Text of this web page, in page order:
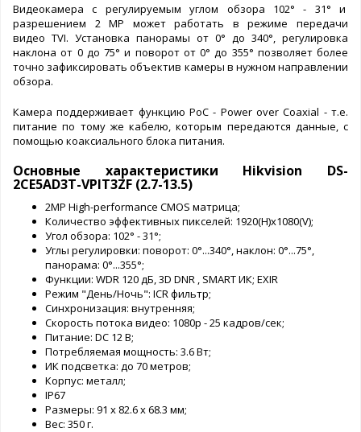
Видеокамера с регулируемым углом обзора 102° - 31° и
разрешением 2 MP может работать в режиме передачи
видео TVI. Установка панорамы от 0° до 340°, регулировка
наклона от 0 до 75° и поворот от 0° до 355° позволяет более
точно зафиксировать объектив камеры в нужном направлении
обзора.
Камера поддерживает функцию PoC - Power over Coaxial - т.е.
питание по тому же кабелю, которым передаются данные, с
помощью коаксиального блока питания.
Основные характеристики Hikvision DS-
2CE5AD3T-VPIT3ZF (2.7-13.5)
2МР High-performance CMOS матрица;
Количество эффективных пикселей: 1920(H)x1080(V);
Угол обзора: 102° - 31°;
Углы регулировки: поворот: 0°...340°, наклон: 0°...75°,
панорама: 0°...355°;
Функции: WDR 120 дБ, 3D DNR , SMART ИК; EXIR
Режим "День/Ночь": ICR фильтр;
Синхронизация: внутренняя;
Скорость потока видео: 1080p - 25 кадров/сек;
Питание: DC 12 В;
Потребляемая мощность: 3.6 Вт;
ИК подсветка: до 70 метров;
Корпус: металл;
IP67
Размеры: 91 х 82.6 х 68.3 мм;
Вес: 350 г.